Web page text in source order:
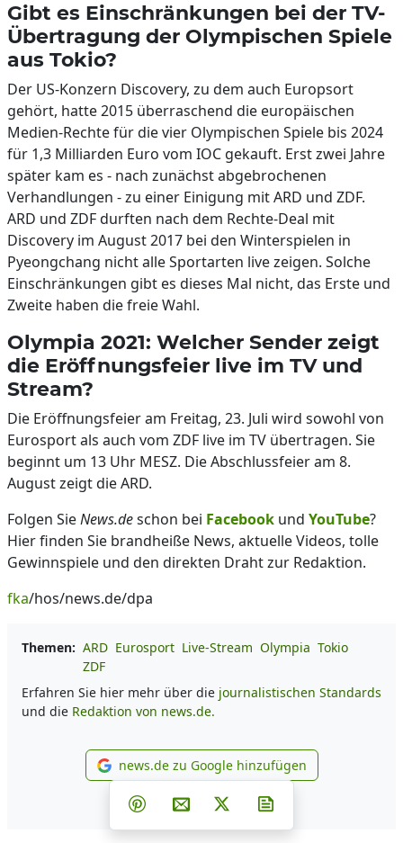
Gibt es Einschränkungen bei der TV-
Übertragung der Olympischen Spiele
aus Tokio?
Der US-Konzern Discovery, zu dem auch Europsort
gehört, hatte 2015 überraschend die europäischen
Medien-Rechte für die vier Olympischen Spiele bis 2024
für 1,3 Milliarden Euro vom IOC gekauft. Erst zwei Jahre
später kam es - nach zunächst abgebrochenen
Verhandlungen - zu einer Einigung mit ARD und ZDF.
ARD und ZDF durften nach dem Rechte-Deal mit
Discovery im August 2017 bei den Winterspielen in
Pyeongchang nicht alle Sportarten live zeigen. Solche
Einschränkungen gibt es dieses Mal nicht, das Erste und
Zweite haben die freie Wahl.
Olympia 2021: Welcher Sender zeigt
die Eröffnungsfeier live im TV und
Stream?
Die Eröffnungsfeier am Freitag, 23. Juli wird sowohl von
Eurosport als auch vom ZDF live im TV übertragen. Sie
beginnt um 13 Uhr MESZ. Die Abschlussfeier am 8.
August zeigt die ARD.
Folgen SieNews.deschon bei Facebook und YouTube?
Hier finden Sie brandheiße News, aktuelle Videos, tolle
Gewinnspiele und den direkten Draht zur Redaktion.
fka/hos/news.de/dpa
Themen: ARD Eurosport Live-Stream Olympia Tokio
ZDF
Erfahren Sie hier mehr über die journalistischen Standards
und die Redaktion von news.de.
news.de zu Google
news.de zu Google hinzufügen
Teilen auf Facebook
Teilen auf Whatsapp
Teilen auf Telegram
Teilen auf Pinterest
Per E-Mail teilen
Post auf X